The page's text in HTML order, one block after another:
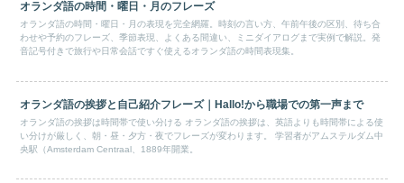
オランダ語の時間・曜日・月のフレーズ
オランダ語の時間・曜日・月の表現を完全網羅。時刻の言い方、午前午後の区別、待ち合
わせや予約のフレーズ、季節表現、よくある間違い、ミニダイアログまで実例で解説。発
音記号付きで旅行や日常会話ですぐ使えるオランダ語の時間表現集。
オランダ語の挨拶と自己紹介フレーズ｜Hallo!から職場での第一声まで
オランダ語の挨拶は時間帯で使い分ける オランダ語の挨拶は、英語よりも時間帯による使
い分けが厳しく、朝・昼・夕方・夜でフレーズが変わります。 学習者がアムステルダム中
央駅（Amsterdam Centraal、1889年開業。